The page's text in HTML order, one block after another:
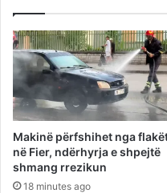
Makinë përfshihet nga
në Fier, ndërhyrja e shpejtë
shmang rrezikun
18 minutes ago